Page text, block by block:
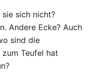
sie sich nicht?
Andere Ecke? Auch
sind die
Teufel hat